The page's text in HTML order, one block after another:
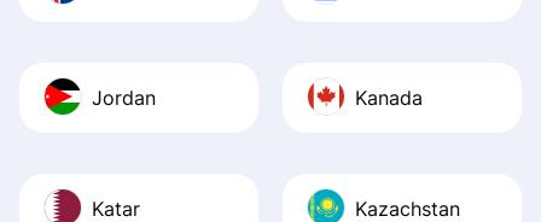
Jordan Kanada
Katar Kazachstan